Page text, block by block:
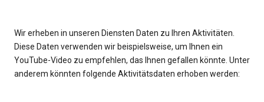
Wir erheben in unseren Diensten Daten zu Ihren Aktivitäten.
Diese Daten verwenden wir beispielsweise, um Ihnen ein
YouTube-Video zu empfehlen, das Ihnen gefallen könnte. Unter
anderem könnten folgende Aktivitätsdaten erhoben werden: